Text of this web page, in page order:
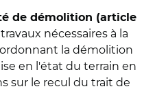
de démolition (article
nécessaires à la
la démolition
en l'état du terrain en
sur le recul du trait de